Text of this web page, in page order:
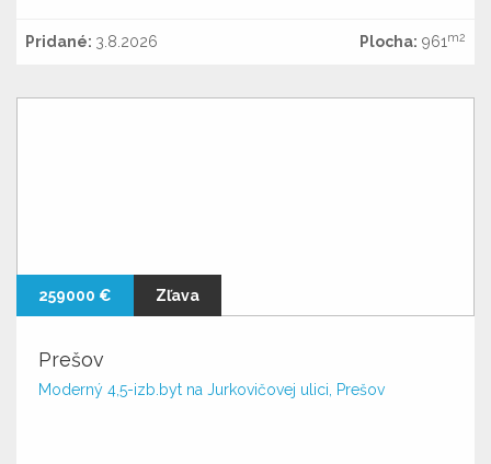
Pridané: 3.8.2026 Plocha: 961 m2
259000 € Zľava
Prešov
Moderný 4,5-izb.byt na Jurkovičovej ulici, Prešov